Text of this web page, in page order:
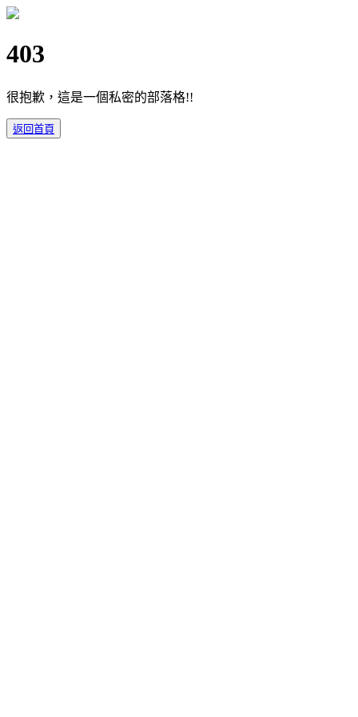
403
很抱歉，這是一個私密的部落格!!
返回首頁